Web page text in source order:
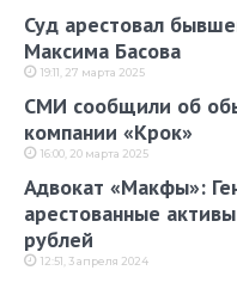
Суд арестовал
Максима Басова
19:11, 27 марта 2025
СМИ сообщили об
компании «Крок»
16:00, 20 марта 2025
Адвокат «Макфы»:
арестованные
рублей
12:51, 3 апреля 2024